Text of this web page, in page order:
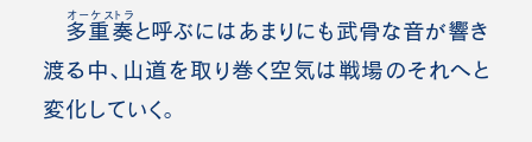
多重奏
オーケストラ
と呼ぶにはあまりにも武骨な音が響き
渡る中、山道を取り巻く空気は戦場のそれへと
変化していく。